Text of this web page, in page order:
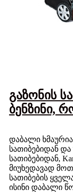
გაზონის
ბენზინი,
დაბალი
სათიბებიდან და
სათიბებიდან,
მიუხედავად
სათიბების
ისინი დაბალი